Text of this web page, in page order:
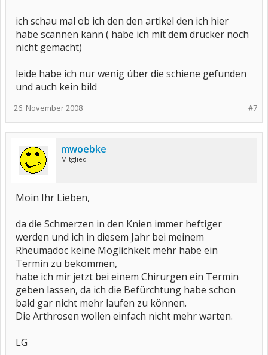
ich schau mal ob ich den den artikel den ich hier
habe scannen kann ( habe ich mit dem drucker noch
nicht gemacht)
leide habe ich nur wenig über die schiene gefunden
und auch kein bild
#7
26. November 2008
mwoebke
Mitglied
Moin Ihr Lieben,
da die Schmerzen in den Knien immer heftiger
werden und ich in diesem Jahr bei meinem
Rheumadoc keine Möglichkeit mehr habe ein
Termin zu bekommen,
habe ich mir jetzt bei einem Chirurgen ein Termin
geben lassen, da ich die Befürchtung habe schon
bald gar nicht mehr laufen zu können.
Die Arthrosen wollen einfach nicht mehr warten.
LG